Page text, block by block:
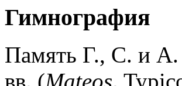
Гимнография
Память Г., С. и А.